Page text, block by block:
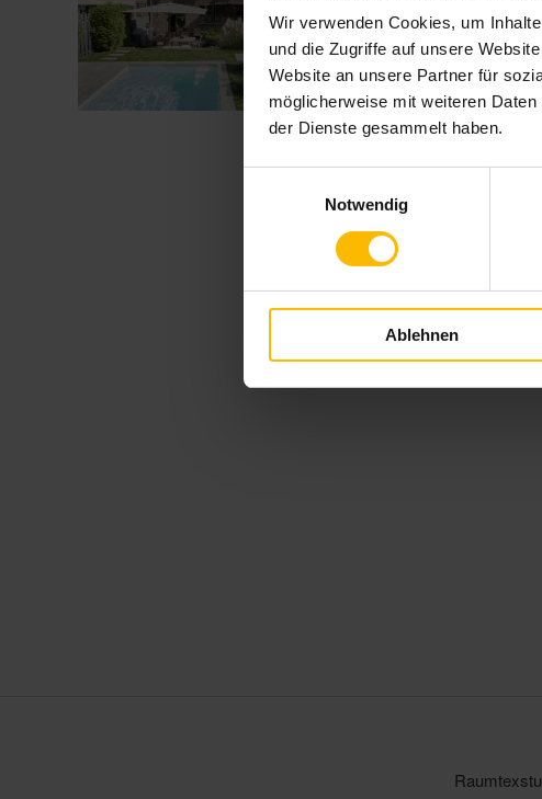
Wir verwenden Cookies, um
und die Zugriffe auf unsere
Website an unsere Partner für
möglicherweise mit weiteren
der Dienste gesammelt haben.
Notwendig
Ablehnen
die steuerliche Förderung
Inhaber der Wohnung
„Förderung
für
Ihre
Teil
Steuerliche
Förderung“
weiterlesen